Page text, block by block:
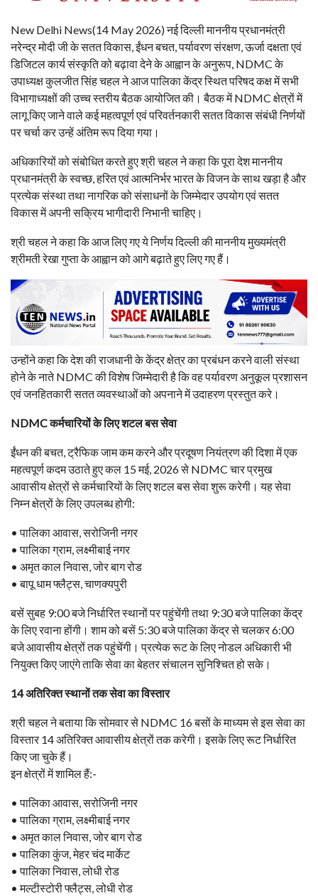
New Delhi News(14 May 2026) नई दिल्ली माननीय प्रधानमंत्री
नरेन्द्र मोदी जी के सतत विकास, ईंधन बचत, पर्यावरण संरक्षण, ऊर्जा दक्षता एवं
डिजिटल कार्य संस्कृति को बढ़ावा देने के आह्वान के अनुरूप, NDMC के
उपाध्यक्ष कुलजीत सिंह चहल ने आज पालिका केंद्र स्थित परिषद कक्ष में सभी
विभागाध्यक्षों की उच्च स्तरीय बैठक आयोजित की। बैठक में NDMC क्षेत्रों में
लागू किए जाने वाले कई महत्वपूर्ण एवं परिवर्तनकारी सतत विकास संबंधी निर्णयों
पर चर्चा कर उन्हें अंतिम रूप दिया गया।
अधिकारियों को संबोधित करते हुए श्री चहल ने कहा कि पूरा देश माननीय
प्रधानमंत्री के स्वच्छ, हरित एवं आत्मनिर्भर भारत के विजन के साथ खड़ा है और
प्रत्येक संस्था तथा नागरिक को संसाधनों के जिम्मेदार उपयोग एवं सतत
विकास में अपनी सक्रिय भागीदारी निभानी चाहिए।
श्री चहल ने कहा कि आज लिए गए ये निर्णय दिल्ली की माननीय मुख्यमंत्री
श्रीमती रेखा गुप्ता के आह्वान को आगे बढ़ाते हुए लिए गए हैं।
उन्होंने कहा कि देश की राजधानी के केंद्र क्षेत्र का प्रबंधन करने वाली संस्था
होने के नाते NDMC की विशेष जिम्मेदारी है कि वह पर्यावरण अनुकूल प्रशासन
एवं जनहितकारी सतत व्यवस्थाओं को अपनाने में उदाहरण प्रस्तुत करे।
NDMC कर्मचारियों के लिए शटल बस सेवा
ईंधन की बचत, ट्रैफिक जाम कम करने और प्रदूषण नियंत्रण की दिशा में एक
महत्वपूर्ण कदम उठाते हुए कल 15 मई, 2026 से NDMC चार प्रमुख
आवासीय क्षेत्रों से कर्मचारियों के लिए शटल बस सेवा शुरू करेगी। यह सेवा
निम्न क्षेत्रों के लिए उपलब्ध होगी:
• पालिका आवास, सरोजिनी नगर
• पालिका ग्राम, लक्ष्मीबाई नगर
• अमृत काल निवास, जोर बाग रोड
• बापू धाम फ्लैट्स, चाणक्यपुरी
बसें सुबह 9:00 बजे निर्धारित स्थानों पर पहुंचेंगी तथा 9:30 बजे पालिका केंद्र
के लिए रवाना होंगी। शाम को बसें 5:30 बजे पालिका केंद्र से चलकर 6:00
बजे आवासीय क्षेत्रों तक पहुंचेंगी। प्रत्येक रूट के लिए नोडल अधिकारी भी
नियुक्त किए जाएंगे ताकि सेवा का बेहतर संचालन सुनिश्चित हो सके।
14 अतिरिक्त स्थानों तक सेवा का विस्तार
श्री चहल ने बताया कि सोमवार से NDMC 16 बसों के माध्यम से इस सेवा का
विस्तार 14 अतिरिक्त आवासीय क्षेत्रों तक करेगी। इसके लिए रूट निर्धारित
किए जा चुके हैं।
इन क्षेत्रों में शामिल हैं:-
• पालिका आवास, सरोजिनी नगर
• पालिका ग्राम, लक्ष्मीबाई नगर
• अमृत काल निवास, जोर बाग रोड
• पालिका कुंज, मेहर चंद मार्केट
• पालिका निवास, लोधी रोड
• मल्टीस्टोरी फ्लैट्स, लोधी रोड